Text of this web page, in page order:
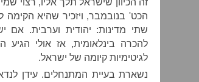
הכט' בנובמבר, ויזכיר שהיא
שתי מדינות: יהודית וערבית. אם
לגיטימיות קיומה של ישראל.
נשארת בעיית המתנחלים. עידן